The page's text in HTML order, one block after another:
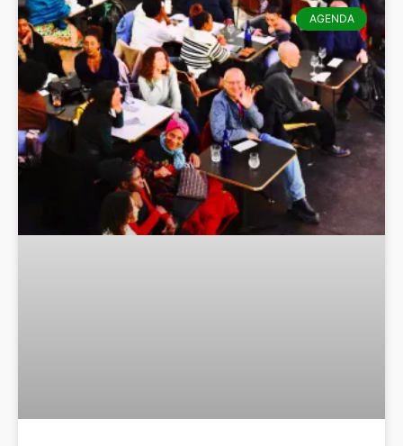
AGENDA